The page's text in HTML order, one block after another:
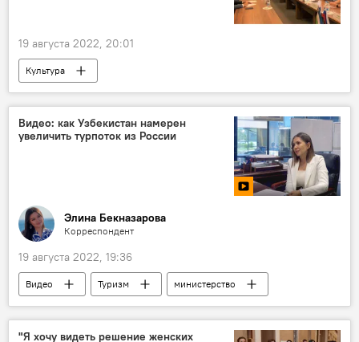
19 августа 2022, 20:01
Культура
Генеральное консульство Узбекистана
Видео: как Узбекистан намерен
увеличить турпоток из России
Элина Бекназарова
Корреспондент
19 августа 2022, 19:36
Видео Туризм
министерство
Узбекистан
Россия
"Я хочу видеть решение женских